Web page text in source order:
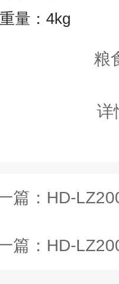
量：4kg
篇： HD-
篇： HD-